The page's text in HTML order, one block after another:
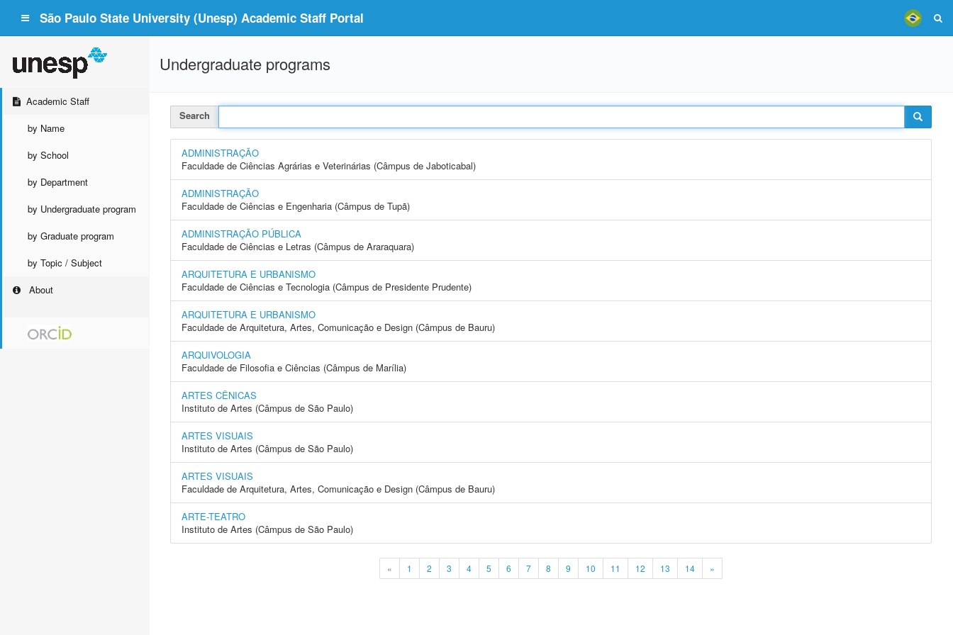
São Paulo State University (Unesp) Academic Staff Portal
Academic Staff
by Name
by School
by Department
by Undergraduate program
by Graduate program
by Topic / Subject
About
Undergraduate programs
Search
ADMINISTRAÇÃO
Faculdade de Ciências Agrárias e Veterinárias (Câmpus de Jaboticabal)
ADMINISTRAÇÃO
Faculdade de Ciências e Engenharia (Câmpus de Tupã)
ADMINISTRAÇÃO PÚBLICA
Faculdade de Ciências e Letras (Câmpus de Araraquara)
ARQUITETURA E URBANISMO
Faculdade de Ciências e Tecnologia (Câmpus de Presidente Prudente)
ARQUITETURA E URBANISMO
Faculdade de Arquitetura, Artes, Comunicação e Design (Câmpus de Bauru)
ARQUIVOLOGIA
Faculdade de Filosofia e Ciências (Câmpus de Marília)
ARTES CÊNICAS
Instituto de Artes (Câmpus de São Paulo)
ARTES VISUAIS
Instituto de Artes (Câmpus de São Paulo)
ARTES VISUAIS
Faculdade de Arquitetura, Artes, Comunicação e Design (Câmpus de Bauru)
ARTE-TEATRO
Instituto de Artes (Câmpus de São Paulo)
« 1 2 3 4 5 6 7 8 9 10 11 12 13 14 »